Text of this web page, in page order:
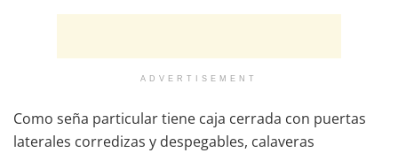
ADVERTISEMENT
Como seña particular tiene caja cerrada con puertas
laterales corredizas y despegables, calaveras